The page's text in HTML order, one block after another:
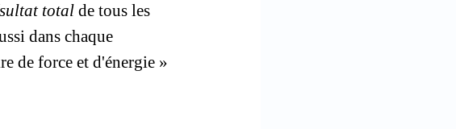
total de tous les
dans chaque
de force et d'énergie »